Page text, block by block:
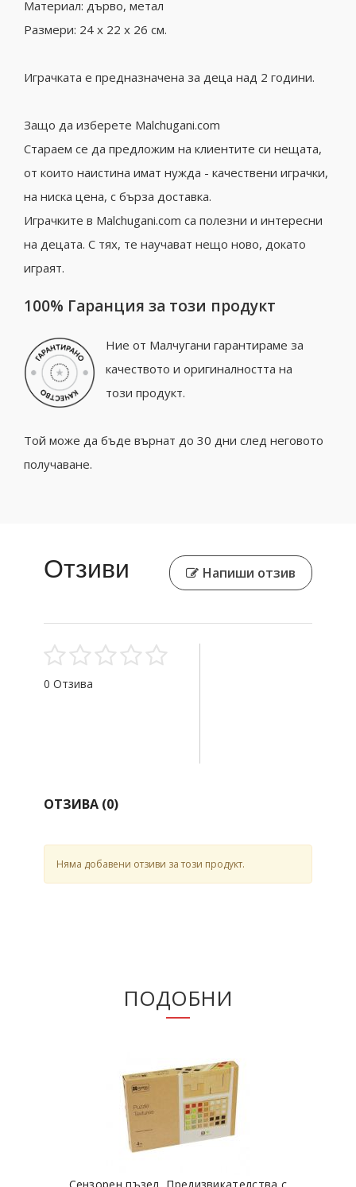
Материал: дърво, метал
Размери: 24 x 22 x 26 см.
Играчката е предназначена за деца над 2 години.
Защо да изберете Malchugani.com
Стараем се да предложим на клиентите си нещата,
от които наистина имат нужда - качествени играчки,
на ниска цена, с бърза доставка.
Играчките в Malchugani.com са полезни и интересни
на децата. С тях, те научават нещо ново, докато
играят.
100% Гаранция за този продукт
Ние от Малчугани гарантираме за
качеството и оригиналността на
този продукт.
Той може да бъде върнат до 30 дни след неговото
получаване.
Отзиви Напиши отзив
0 Отзива
ОТЗИВА (0)
Няма добавени отзиви за този продукт.
ПОДОБНИ